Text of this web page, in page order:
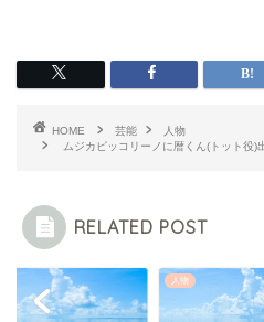
HOME 芸能
人物
ムジカピッコリーノに暦くん(トット役)
RELATED POST
人物